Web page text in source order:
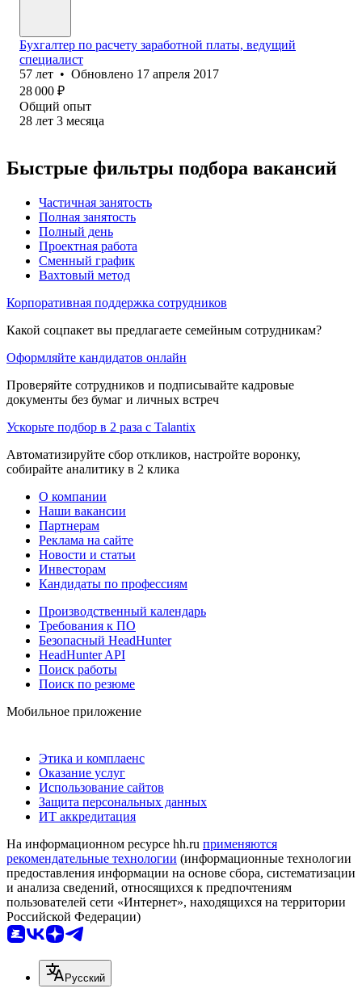
Бухгалтер по расчету заработной платы, ведущий
специалист
57 лет • Обновлено 17 апреля 2017
28 000 ₽
Общий опыт
28 лет 3 месяца
Быстрые фильтры подбора вакансий
Частичная занятость
Полная занятость
Полный день
Проектная работа
Сменный график
Вахтовый метод
Корпоративная поддержка сотрудников
Какой соцпакет вы предлагаете семейным сотрудникам?
Оформляйте кандидатов онлайн
Проверяйте сотрудников и подписывайте кадровые
документы без бумаг и личных встреч
Ускорьте подбор в 2 раза с Talantix
Автоматизируйте сбор откликов, настройте воронку,
собирайте аналитику в 2 клика
О компании
Наши вакансии
Партнерам
Реклама на сайте
Новости и статьи
Инвесторам
Кандидаты по профессиям
Производственный календарь
Требования к ПО
Безопасный HeadHunter
HeadHunter API
Поиск работы
Поиск по резюме
Мобильное приложение
Этика и комплаенс
Оказание услуг
Использование сайтов
Защита персональных данных
ИТ аккредитация
На информационном ресурсе hh.ru применяются
рекомендательные технологии (информационные технологии
предоставления информации на основе сбора, систематизации
и анализа сведений, относящихся к предпочтениям
пользователей сети «Интернет», находящихся на территории
Российской Федерации)
Русский